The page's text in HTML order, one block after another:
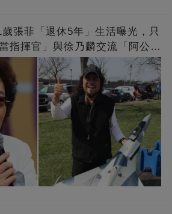
張菲「退休5年」生活曝光，只
指揮官」與徐乃麟交流「阿公